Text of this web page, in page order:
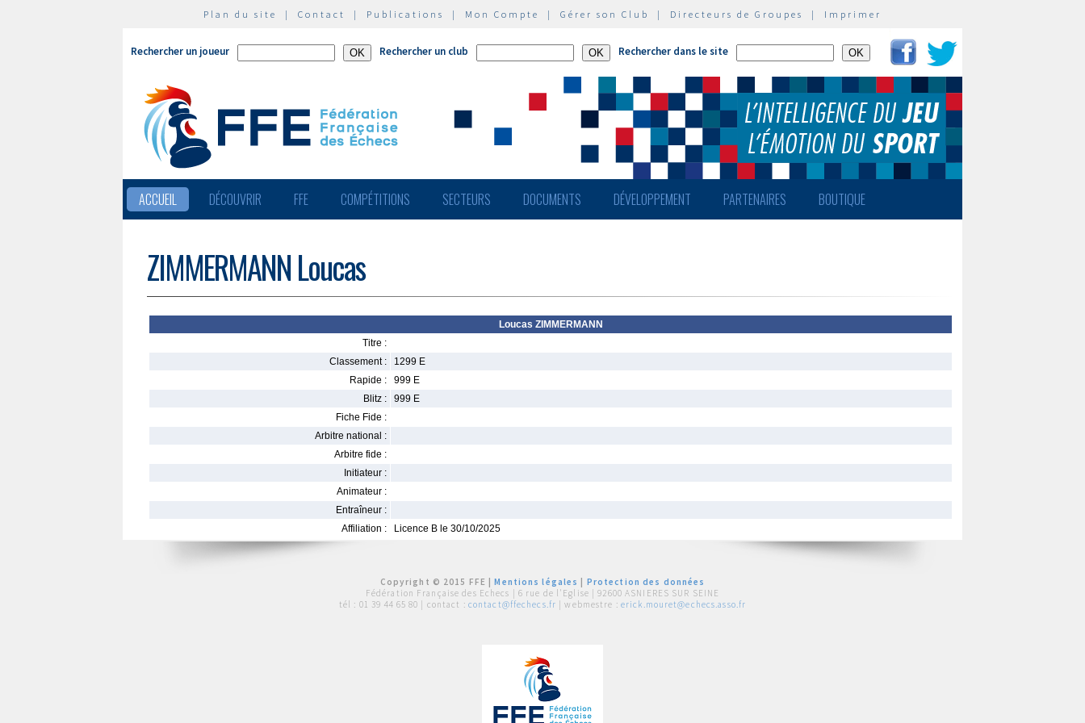
Plan du site | Contact | Publications | Mon Compte | Gérer son Club | Directeurs de Groupes | Imprimer
Rechercher un joueur Rechercher un club Rechercher dans le site
ACCUEIL DÉCOUVRIR FFE COMPÉTITIONS SECTEURS DOCUMENTS DÉVELOPPEMENT PARTENAIRES BOUTIQUE
ZIMMERMANN Loucas
Loucas ZIMMERMANN
Titre :
Classement :
1299 E
Rapide :
999 E
Blitz :
999 E
Fiche Fide :
Arbitre national :
Arbitre fide :
Initiateur :
Animateur :
Entraîneur :
Affiliation :
Licence B le 30/10/2025
Copyright © 2015 FFE |Mentions légales
Protection des données
Fédération Française des Echecs | 6 rue de l'Eglise | 92600 ASNIERES SUR SEINE
tél : 01 39 44 65 80 | contact : contact@ffechecs.fr | webmestre : erick.mouret@echecs.asso.fr